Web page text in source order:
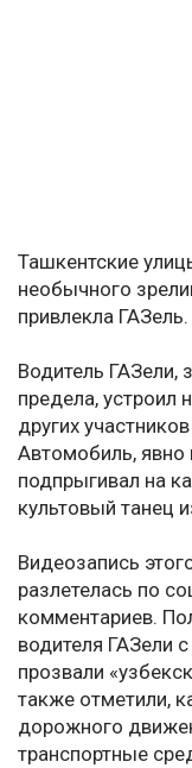
Ташкентские
необычного
привлекла ГАЗель.
Водитель ГАЗели,
предела, устроил
других
Автомобиль, явно
подпрыгивал на
культовый танец
Видеозапись
разлетелась по
комментариев.
водителя ГАЗели
прозвали
также отметили,
дорожного
транспортные